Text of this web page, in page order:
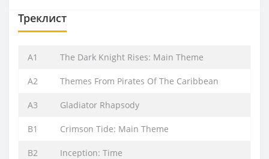
Треклист
A1 The Dark Knight Rises: Main Theme
A2 Themes From Pirates Of The Caribbean
A3 Gladiator Rhapsody
B1 Crimson Tide: Main Theme
B2 Inception: Time